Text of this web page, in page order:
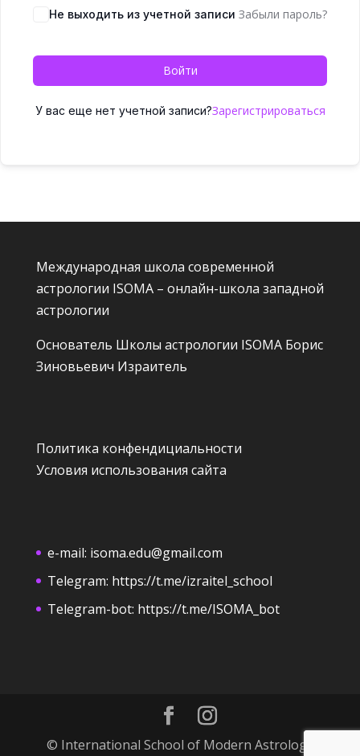
Не выходить из учетной записи Забыли пароль?
Войти
У вас еще нет учетной записи?Зарегистрироваться
Международная школа современной
астрологии ISOMA – онлайн-школа западной
астрологии
Основатель Школы астрологии ISOMA Борис
Зиновьевич Израитель
Политика конфендициальности
Условия использования сайта
e-mail: isoma.edu@gmail.com
Telegram: https://t.me/izraitel_school
Telegram-bot: https://t.me/ISOMA_bot
© International School of Modern Astrology